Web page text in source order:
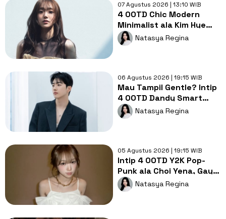
07 Agustus 2026 | 13:10 WIB
4 OOTD Chic Modern
Minimalist ala Kim Hye
Jun, Makin Stylish Tanpa
Ribet!
Natasya Regina
06 Agustus 2026 | 19:15 WIB
Mau Tampil Gentle? Intip
4 OOTD Dandy Smart
Casual ala Kang Hoon
Natasya Regina
05 Agustus 2026 | 19:15 WIB
Intip 4 OOTD Y2K Pop-
Punk ala Choi Yena, Gaya
Lebih Cute dan Rebel!
Natasya Regina